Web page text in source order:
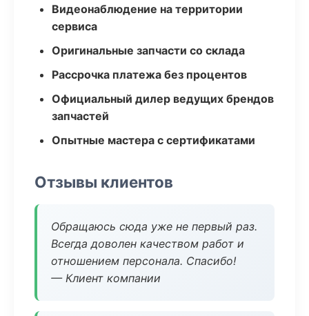
Видеонаблюдение на территории
сервиса
Оригинальные запчасти со склада
Рассрочка платежа без процентов
Официальный дилер ведущих брендов
запчастей
Опытные мастера с сертификатами
Отзывы клиентов
Обращаюсь сюда уже не первый раз.
Всегда доволен качеством работ и
отношением персонала. Спасибо!
— Клиент компании